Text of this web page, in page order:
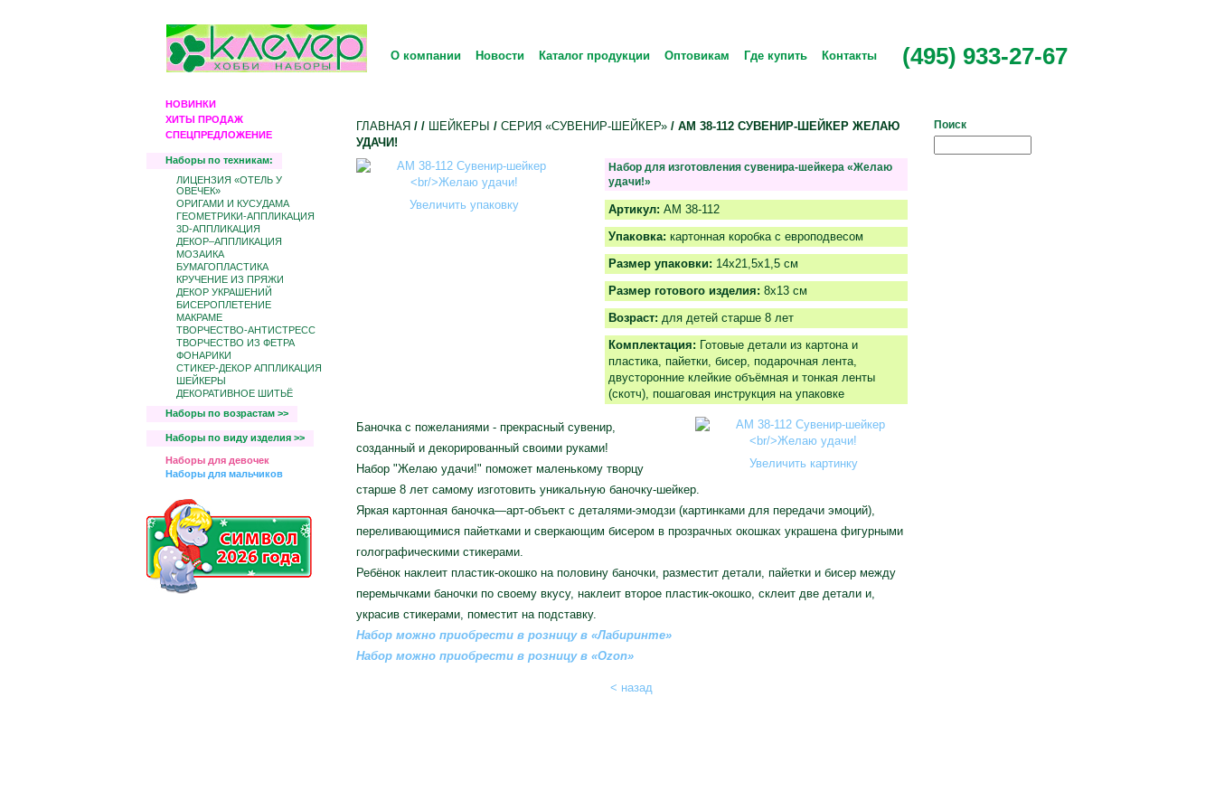
О компании Новости Каталог продукции Оптовикам Где купить Контакты (495) 933-27-67
НОВИНКИ
ХИТЫ ПРОДАЖ
СПЕЦПРЕДЛОЖЕНИЕ
Наборы по техникам:
ЛИЦЕНЗИЯ «ОТЕЛЬ У
ОВЕЧЕК»
ОРИГАМИ И КУСУДАМА
ГЕОМЕТРИКИ-АППЛИКАЦИЯ
3D-АППЛИКАЦИЯ
ДЕКОР–АППЛИКАЦИЯ
МОЗАИКА
БУМАГОПЛАСТИКА
КРУЧЕНИЕ ИЗ ПРЯЖИ
ДЕКОР УКРАШЕНИЙ
БИCЕРОПЛЕТЕНИЕ
МАКРАМЕ
ТВОРЧЕСТВО-АНТИСТРЕСС
ТВОРЧЕСТВО ИЗ ФЕТРА
ФОНАРИКИ
СТИКЕР-ДЕКОР АППЛИКАЦИЯ
ШЕЙКЕРЫ
ДЕКОРАТИВНОЕ ШИТЬЁ
Наборы по возрастам >>
Наборы по виду изделия >>
Наборы для девочек
Наборы для мальчиков
ГЛАВНАЯ / / ШЕЙКЕРЫ / СЕРИЯ «СУВЕНИР-ШЕЙКЕР»/ АМ 38-112 СУВЕНИР-ШЕЙКЕР ЖЕЛАЮ
УДАЧИ!
Увеличить упаковку
Набор для изготовления сувенира-шейкера «Желаю
удачи!»
Артикул: АМ 38-112
Упаковка: картонная коробка с европодвесом
Размер упаковки: 14х21,5х1,5 см
Размер готового изделия: 8x13 cм
Возраст: для детей старше 8 лет
Комплектация: Готовые детали из картона и
пластика, пайетки, бисер, подарочная лента,
двусторонние клейкие объёмная и тонкая ленты
(скотч), пошаговая инструкция на упаковке
Увеличить картинку
Баночка с пожеланиями - прекрасный сувенир,
созданный и декорированный своими руками!
Набор "Желаю удачи!" поможет маленькому творцу
старше 8 лет самому изготовить уникальную баночку-шейкер.
Яркая картонная баночка—арт-объект с деталями-эмодзи (картинками для передачи эмоций),
переливающимися пайетками и сверкающим бисером в прозрачных окошках украшена фигурными
голографическими стикерами.
Ребёнок наклеит пластик-окошко на половину баночки, разместит детали, пайетки и бисер между
перемычками баночки по своему вкусу, наклеит второе пластик-окошко, склеит две детали и,
украсив стикерами, поместит на подставку.
Набор можно приобрести в розницу в «Лабиринте»
Набор можно приобрести в розницу в «Ozon»
< назад
Поиск